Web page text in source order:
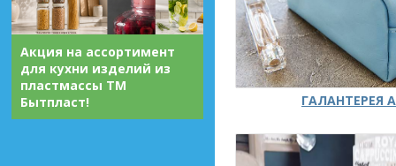
Акция на ассортимент
для кухни изделий из
пластмассы ТМ
Бытпласт!
ГАЛАНТЕРЕЯ